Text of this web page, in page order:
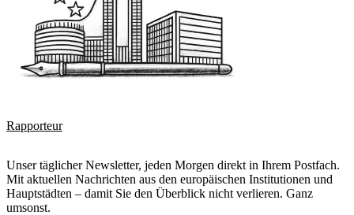
Rapporteur
Unser täglicher Newsletter, jeden Morgen direkt in Ihrem Postfach.
Mit aktuellen Nachrichten aus den europäischen Institutionen und
Hauptstädten – damit Sie den Überblick nicht verlieren. Ganz
umsonst.